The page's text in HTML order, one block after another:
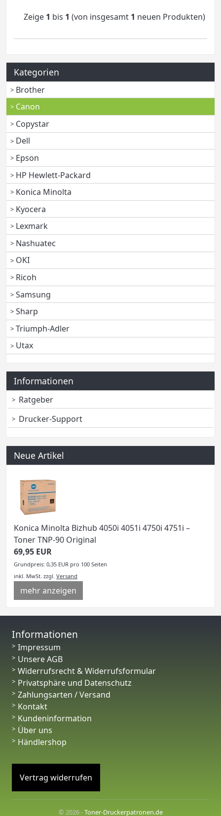
Zeige 1 bis 1 (von insgesamt 1 neuen Produkten)
Kategorien
Brother
Canon
Copystar
Dell
Epson
HP Hewlett-Packard
Konica Minolta
Kyocera
Lexmark
Nashuatec
OKI
Ricoh
Samsung
Sharp
Triumph-Adler
Utax
Informationen
Ratgeber
Drucker-Support
Neue Artikel
Konica Minolta Bizhub 4050i 4051i 4750i 4751i –
Toner TNP-90 Original
69,95 EUR
Grundpreis: 0,35 EUR pro 100 Seiten
inkl. MwSt. zzgl. Versand
mehr anzeigen
Informationen
Impressum
Unsere AGB
Widerrufsrecht & Widerrufsformular
Privatsphäre und Datenschutz
Zahlungsarten / Versand
Kontakt
Kundeninformation
Über uns
Händlershop
Vertrag widerrufen
© 2026 -Toner-Druckerpatronen.de